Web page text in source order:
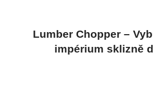
Lumber Chopper –
impérium sklizně